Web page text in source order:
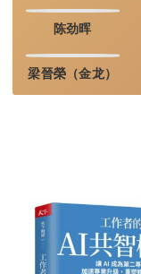
陈劲晖
梁晉榮（金龙）